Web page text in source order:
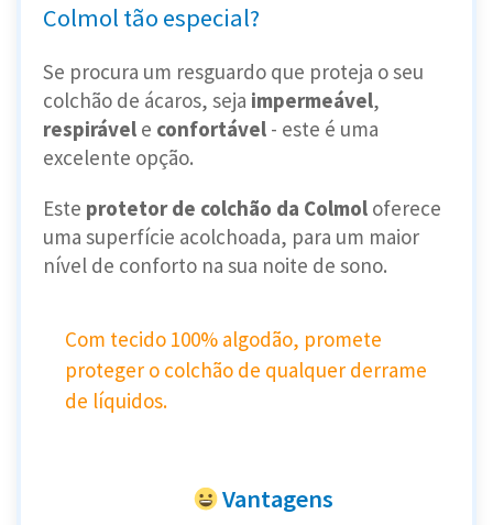
Colmol tão especial?
Se procura um resguardo que proteja o seu
colchão de ácaros, seja impermeável,
respirável e confortável - este é uma
excelente opção.
Este protetor de colchão da Colmol oferece
uma superfície acolchoada, para um maior
nível de conforto na sua noite de sono.
Com tecido 100% algodão, promete
proteger o colchão de qualquer derrame
de líquidos.
Vantagens